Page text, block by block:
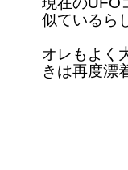
似ているら
オレもよく
きは再度漂